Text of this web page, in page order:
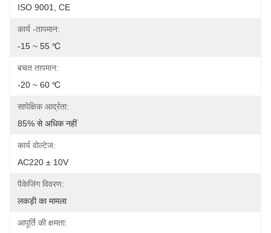
ISO 9001, CE
कार्य -तापमान:
-15 ~ 55 ℃
बचत तापमान:
-20 ~ 60 ℃
सापेक्षिक आर्द्रता:
85% से अधिक नहीं
कार्य वोल्टेज:
AC220 ± 10V
पैकेजिंग विवरण:
लकड़ी का मामला
आपूर्ति की क्षमता: